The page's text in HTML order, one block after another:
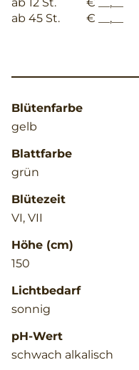
ab 45 St.
€ __,__
Blütenfarbe
gelb
Blattfarbe
grün
Blütezeit
VI, VII
Höhe (cm)
150
Lichtbedarf
sonnig
pH-Wert
schwach alkalisch